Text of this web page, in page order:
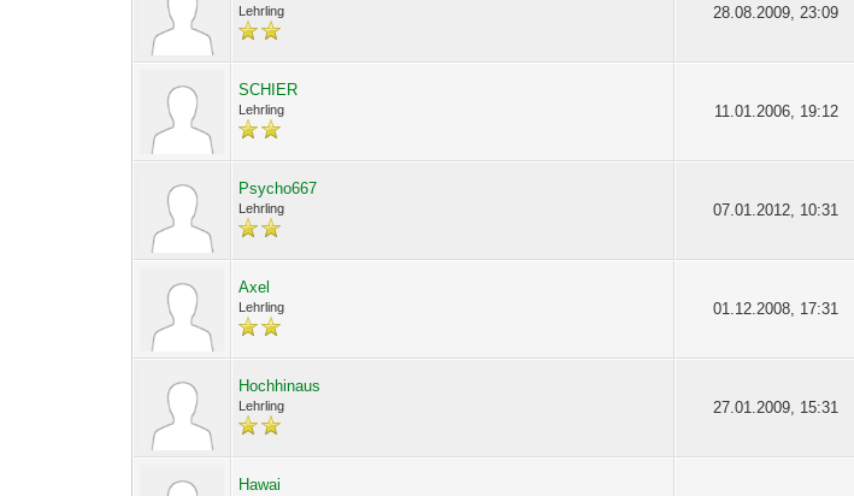
Lehrling 28.08.2009, 23:09
SCHIER
Lehrling 11.01.2006, 19:12
Psycho667
Lehrling 07.01.2012, 10:31
Axel
Lehrling 01.12.2008, 17:31
Hochhinaus
Lehrling 27.01.2009, 15:31
Hawai